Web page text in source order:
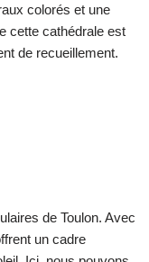
colorés et une
cette cathédrale est
de recueillement.
de Toulon. Avec
un cadre